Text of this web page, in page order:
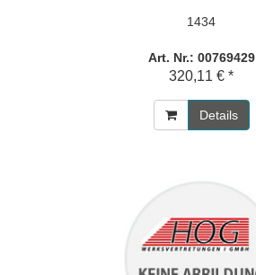
1434
Art. Nr.: 00769429
320,11 € *
Details